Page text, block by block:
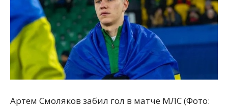
Артем Смоляков забил гол в матче МЛС (Фото: